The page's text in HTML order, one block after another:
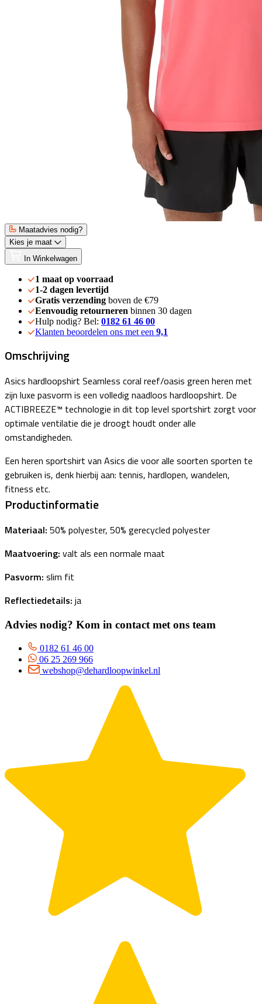
Maatadvies nodig?
Kies je maat
In Winkelwagen
1 maat op voorraad
1-2 dagen levertijd
Gratis verzending boven de €79
Eenvoudig retourneren binnen 30 dagen
Hulp nodig? Bel: 0182 61 46 00
Klanten beoordelen ons met een 9,1
Omschrijving
Asics hardloopshirt Seamless coral reef/oasis green heren met
zijn luxe pasvorm is een volledig naadloos hardloopshirt. De
ACTIBREEZE™ technologie in dit top level sportshirt zorgt voor
optimale ventilatie die je droogt houdt onder alle
omstandigheden.
Een heren sportshirt van Asics die voor alle soorten sporten te
gebruiken is, denk hierbij aan: tennis, hardlopen, wandelen,
fitness etc.
Productinformatie
Materiaal: 50% polyester, 50% gerecycled polyester
Maatvoering: valt als een normale maat
Pasvorm: slim fit
Reflectiedetails: ja
Advies nodig? Kom in contact met ons team
0182 61 46 00
06 25 269 966
webshop@dehardloopwinkel.nl